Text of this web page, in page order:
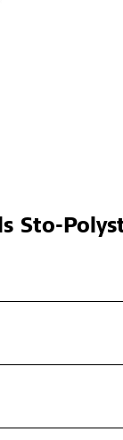
Sto-